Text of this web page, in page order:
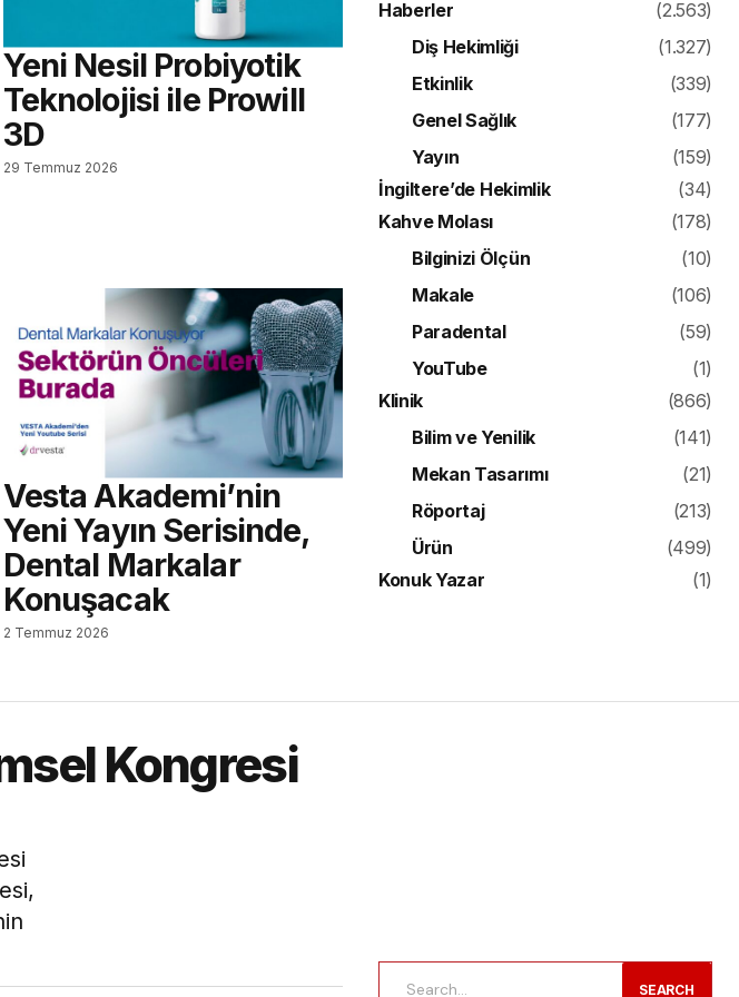
Yeni Nesil Probiyotik
Teknolojisi ile Prowill
3D
29 Temmuz 2026
Vesta Akademi’nin
Yeni Yayın Serisinde,
Dental Markalar
Konuşacak
2 Temmuz 2026
Haberler
(2.563)
Diş Hekimliği
(1.327)
Etkinlik
(339)
Genel Sağlık
(177)
Yayın
(159)
İngiltere’de Hekimlik
(34)
Kahve Molası
(178)
Bilginizi Ölçün
(10)
Makale
(106)
Paradental
(59)
YouTube
(1)
Klinik
(866)
Bilim ve Yenilik
(141)
Mekan Tasarımı
(21)
Röportaj
(213)
Ürün
(499)
Konuk Yazar
(1)
Kongresi
SEARCH